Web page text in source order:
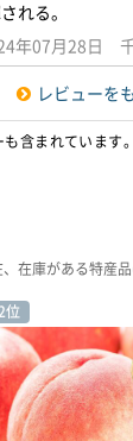
れる。
年07月28日
レビューを
含まれています。
在庫がある特産